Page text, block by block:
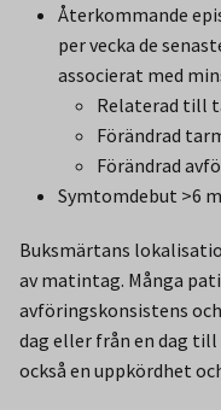
Återkommande
per vecka de
associerat med
Relaterad till
Förändrad
Förändrad
Symtomdebut >6
Buksmärtans
av matintag. Många
avföringskonsistens
dag eller från en dag
också en uppkördhet